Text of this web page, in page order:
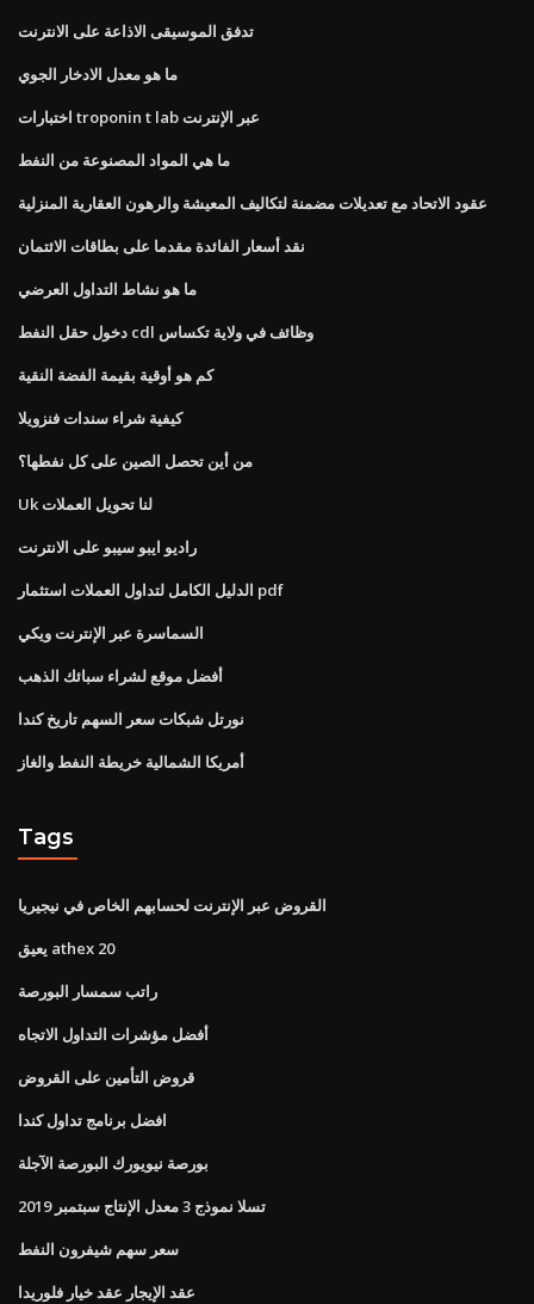
تدفق الموسيقى الاذاعة على الانترنت
ما هو معدل الادخار الجوي
اختبارات troponin t lab عبر الإنترنت
ما هي المواد المصنوعة من النفط
عقود الاتحاد مع تعديلات مضمنة لتكاليف المعيشة والرهون العقارية المنزلية
نقد أسعار الفائدة مقدما على بطاقات الائتمان
ما هو نشاط التداول العرضي
دخول حقل النفط cdl وظائف في ولاية تكساس
كم هو أوقية بقيمة الفضة النقية
كيفية شراء سندات فنزويلا
من أين تحصل الصين على كل نفطها؟
Uk لنا تحويل العملات
راديو ايبو سيبو على الانترنت
الدليل الكامل لتداول العملات استثمار pdf
السماسرة عبر الإنترنت ويكي
أفضل موقع لشراء سبائك الذهب
نورتل شبكات سعر السهم تاريخ كندا
أمريكا الشمالية خريطة النفط والغاز
Tags
القروض عبر الإنترنت لحسابهم الخاص في نيجيريا
يعيق athex 20
راتب سمسار البورصة
أفضل مؤشرات التداول الاتجاه
قروض التأمين على القروض
افضل برنامج تداول كندا
بورصة نيويورك البورصة الآجلة
تسلا نموذج 3 معدل الإنتاج سبتمبر 2019
سعر سهم شيفرون النفط
عقد الإيجار عقد خيار فلوريدا